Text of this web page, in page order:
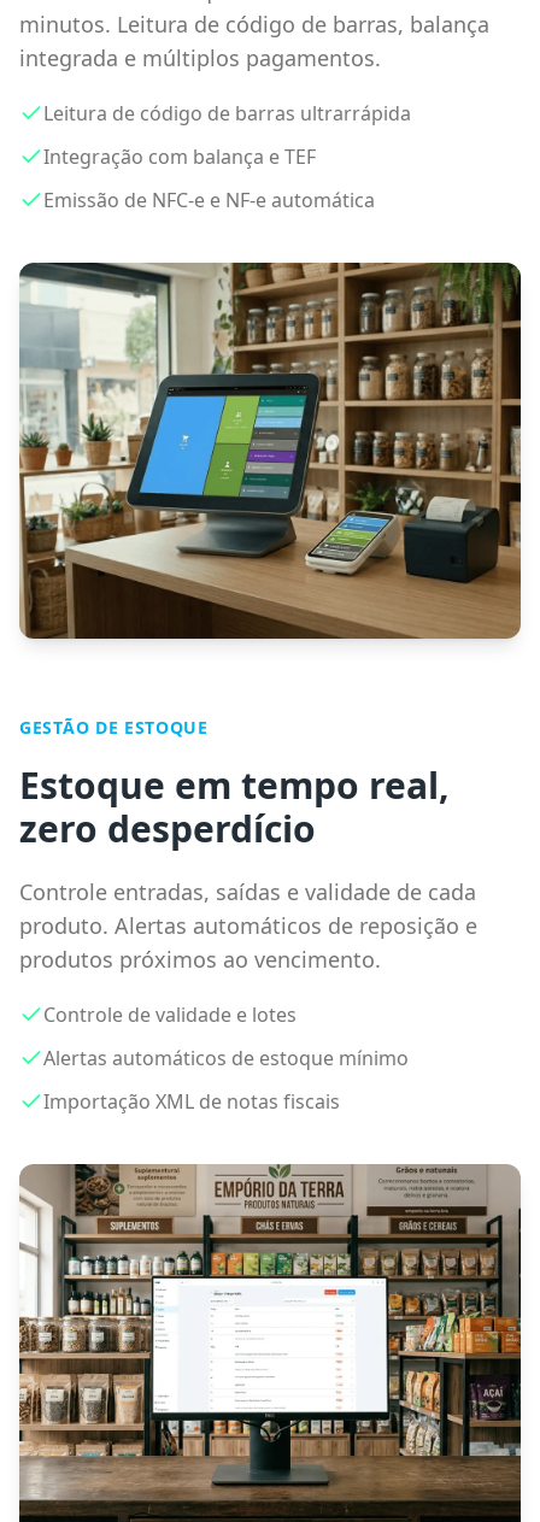
minutos. Leitura de código de barras, balança
integrada e múltiplos pagamentos.
Leitura de código de barras ultrarrápida
Integração com balança e TEF
Emissão de NFC-e e NF-e automática
GESTÃO DE ESTOQUE
Estoque em tempo real,
zero desperdício
Controle entradas, saídas e validade de cada
produto. Alertas automáticos de reposição e
produtos próximos ao vencimento.
Controle de validade e lotes
Alertas automáticos de estoque mínimo
Importação XML de notas fiscais